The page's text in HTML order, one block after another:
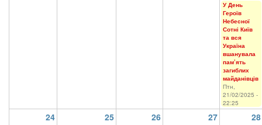
У День
Героїв
Небесної
Сотні Київ
та вся
Україна
вшанувала
пам’ять
загиблих
майданівців
Птн,
21/02/2025 -
22:25
24 25 26 27 28